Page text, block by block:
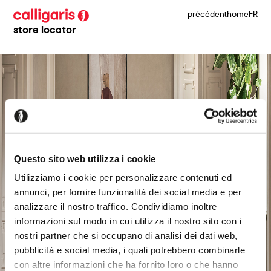
Questo sito web utilizza i cookie
Utilizziamo i cookie per personalizzare contenuti ed
annunci, per fornire funzionalità dei social media e per
analizzare il nostro traffico. Condividiamo inoltre
informazioni sul modo in cui utilizza il nostro sito con i
nostri partner che si occupano di analisi dei dati web,
pubblicità e social media, i quali potrebbero combinarle
con altre informazioni che ha fornito loro o che hanno
store locator
précédenthomeFR